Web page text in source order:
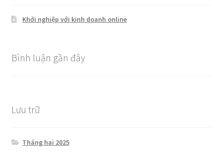
Khởi nghiệp với kinh doanh online
Bình luận gần đây
Lưu trữ
Tháng hai 2025